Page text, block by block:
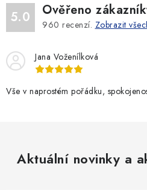
5.0 Ověřeno
960 recenzí. Zobrazit
Jana Voženílková
Vše v naprostém pořádku,
Aktuální novinky a